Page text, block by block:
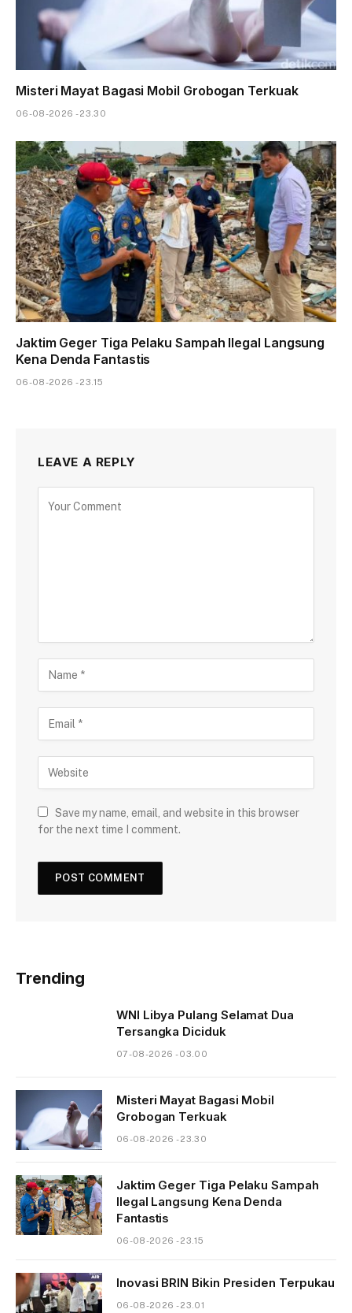
Misteri Mayat Bagasi Mobil Grobogan Terkuak
06-08-2026 - 23.30
Jaktim Geger Tiga Pelaku Sampah Ilegal Langsung
Kena Denda Fantastis
06-08-2026 - 23.15
LEAVE A REPLY
Save my name, email, and website in this browser
for the next time I comment.
Trending
WNI Libya Pulang Selamat Dua
Tersangka Diciduk
07-08-2026 - 03.00
Misteri Mayat Bagasi Mobil
Grobogan Terkuak
06-08-2026 - 23.30
Jaktim Geger Tiga Pelaku Sampah
Ilegal Langsung Kena Denda
Fantastis
06-08-2026 - 23.15
Inovasi BRIN Bikin Presiden Terpukau
06-08-2026 - 23.01